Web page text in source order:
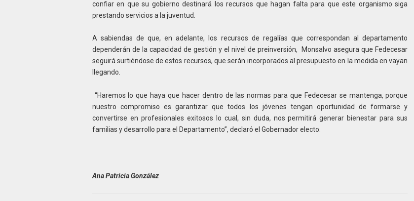
confiar en que su gobierno destinará los recursos que hagan falta para que este organismo siga
prestando servicios a la juventud.
A sabiendas de que, en adelante, los recursos de regalías que correspondan al departamento
dependerán de la capacidad de gestión y el nivel de preinversión, Monsalvo asegura que Fedecesar
seguirá surtiéndose de estos recursos, que serán incorporados al presupuesto en la medida en vayan
llegando.
“Haremos lo que haya que hacer dentro de las normas para que Fedecesar se mantenga, porque
nuestro compromiso es garantizar que todos los jóvenes tengan oportunidad de formarse y
convertirse en profesionales exitosos lo cual, sin duda, nos permitirá generar bienestar para sus
familias y desarrollo para el Departamento”, declaró el Gobernador electo.
Ana Patricia González